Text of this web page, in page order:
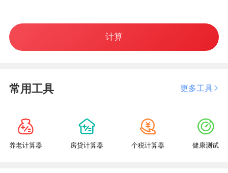
计算
常用工具 更多工具
养老计算器 房贷计算器 个税计算器 健康测试